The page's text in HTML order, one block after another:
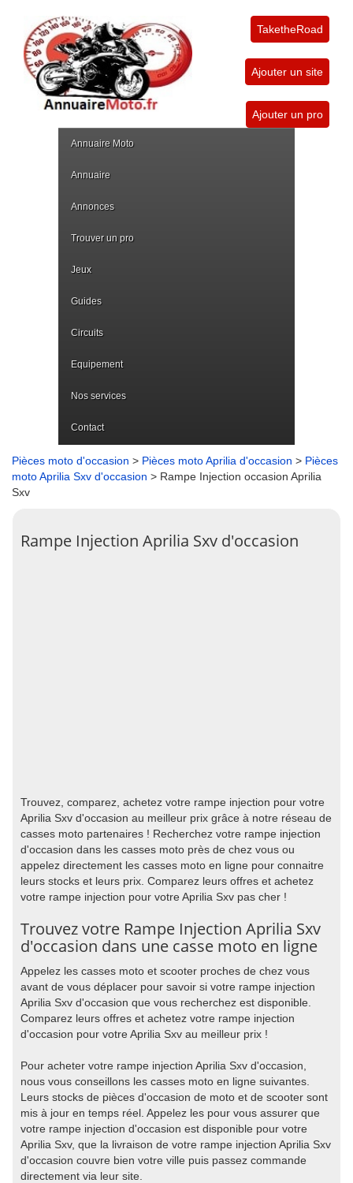
TaketheRoad
Ajouter un site
Ajouter un pro
Annuaire Moto
Annuaire
Annonces
Trouver un pro
Jeux
Guides
Circuits
Equipement
Nos services
Contact
Pièces moto d'occasion > Pièces moto Aprilia d'occasion > Pièces
moto Aprilia Sxv d'occasion > Rampe Injection occasion Aprilia
Sxv
Rampe Injection Aprilia Sxv d'occasion
Trouvez, comparez, achetez votre rampe injection pour votre
Aprilia Sxv d'occasion au meilleur prix grâce à notre réseau de
casses moto partenaires ! Recherchez votre rampe injection
d'occasion dans les casses moto près de chez vous ou
appelez directement les casses moto en ligne pour connaitre
leurs stocks et leurs prix. Comparez leurs offres et achetez
votre rampe injection pour votre Aprilia Sxv pas cher !
Trouvez votre Rampe Injection Aprilia Sxv
d'occasion dans une casse moto en ligne
Appelez les casses moto et scooter proches de chez vous
avant de vous déplacer pour savoir si votre rampe injection
Aprilia Sxv d'occasion que vous recherchez est disponible.
Comparez leurs offres et achetez votre rampe injection
d'occasion pour votre Aprilia Sxv au meilleur prix !
Pour acheter votre rampe injection Aprilia Sxv d'occasion,
nous vous conseillons les casses moto en ligne suivantes.
Leurs stocks de pièces d'occasion de moto et de scooter sont
mis à jour en temps réel. Appelez les pour vous assurer que
votre rampe injection d'occasion est disponible pour votre
Aprilia Sxv, que la livraison de votre rampe injection Aprilia Sxv
d'occasion couvre bien votre ville puis passez commande
directement via leur site.